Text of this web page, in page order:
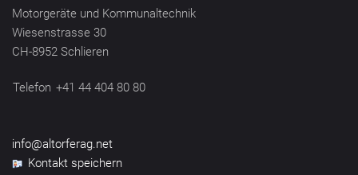
Motorgeräte und Kommunaltechnik
Wiesenstrasse 30
CH-8952 Schlieren
Telefon +41 44 404 80 80
info@altorferag.net
Kontakt speichern